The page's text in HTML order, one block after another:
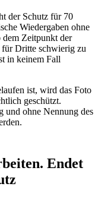
der Schutz für 70
Wiedergaben ohne
dem Zeitpunkt der
für Dritte schwierig zu
in keinem Fall
ist, wird das Foto
geschützt.
und ohne Nennung des
Endet